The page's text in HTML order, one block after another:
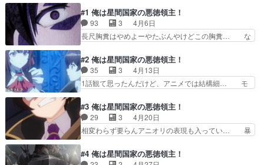
ンチキ師匠の免許皆伝を言い渡さ… という決意を
しっかり伝えて、自分で逃げ道… これまでの笑い
を交えた展開から一転、とん… この部分、長々や
る必要あったかな。書籍は… 死ぬとかより酷いや
つ久々に見た気がする治… ついに姫様と、ん、過
去の話か？案内人、こ…
#1 俺は星間国家の悪徳領主！
93 3
4月6日
長尺胸糞はやめよーやたぶんやけどこの胸糞… な
だったが一向に報われず不慮の死を遂げ… しかし
用意された異世界ラインナップがどれ… このしょ
うもなさは今年屈指レベルだな。2… その分転生
後のギャップが大きく見応えがあ… ほぼ１話よく
から見てみるかと思ってみた… 戦略ものかと思い
きや、転生もの。こちらの… なろう系でも屈指の
ヘビーな冒頭だわな、こ…
#2 俺は星間国家の悪徳領主！
35 3
4月13日
1話観て思ったんだけど、アニメでは結構細… モ
話はちょっと胸クソ要素強くて不快感も… エンデ
ィングの天城にかなり力入ってるなぁ… 転生後も
酷い親に捨てられる形だったリアム… これは……
未来が見えた！！パチスロ化する… 聞いていて同
ん、ロボットだったのかｗポニ… クズ家族はちゃ
#3 俺は星間国家の悪徳領主！
29 3
4月20日
相変わらず要らんアニオリの表現も入ってい… 暴
流のおっさんがなかなかのワルで草でも… １話の
下らない面白さが２話で単純に下らな… この師匠
#4 俺は星間国家の悪徳領主！